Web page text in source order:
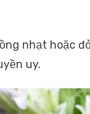
nhạt hoặc
uy.